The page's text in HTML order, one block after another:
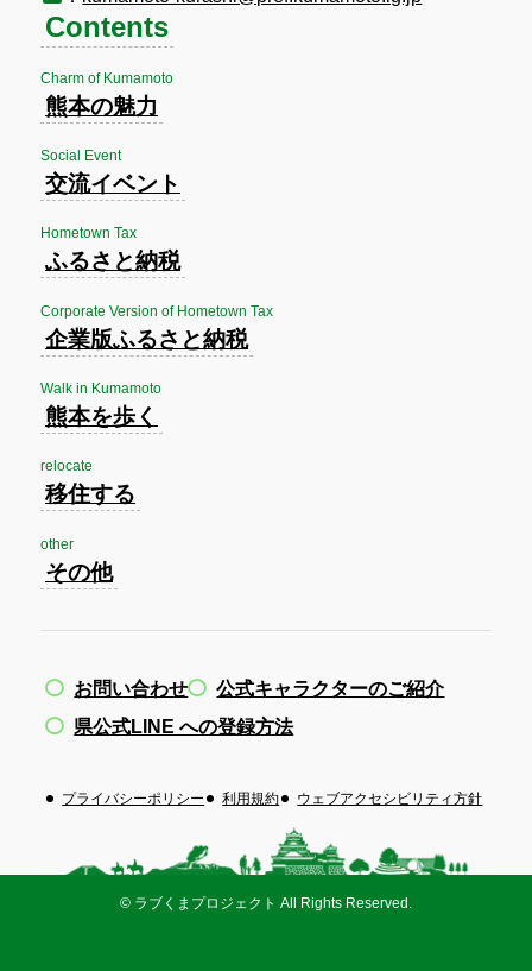
Contents
Charm of Kumamoto
熊本の魅力
Social Event
交流イベント
Hometown Tax
ふるさと納税
Corporate Version of Hometown Tax
企業版ふるさと納税
Walk in Kumamoto
熊本を歩く
relocate
移住する
other
その他
お問い合わせ
公式キャラクターのご紹介
県公式LINE への登録方法
プライバシーポリシー 利用規約 ウェブアクセシビリティ方針
© ラブくまプロジェクト All Rights Reserved.